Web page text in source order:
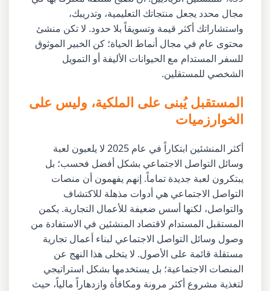
مجال محدد يجعل منتجاتك التعليمية، وتدريبك،
واستشاراتك أكثر قيمة وتسويقاً بلا حدود. لا تكن منشئ
محتوى عام في مجال أنماط الحياة؛ كن الخبير الموثوق
للسفر المستدام مع الحيوانات الأليفة أو التمويل
الشخصي للمستقلين.
المستقبل يُبنى على الملكية، وليس على
الخوارزميات
أكثر المنشئين ابتكاراً في عام 2025 لا يلعبون لعبة
وسائل التواصل الاجتماعي بشكل أفضل فحسب؛ بل
يبتكرون لعبة جديدة تماماً. إنهم يفهمون أن منصات
التواصل الاجتماعي هي أدوات مذهلة للاكتشاف
والتواصل، لكنها أسس ضعيفة للأعمال التجارية. يكمن
المستقبل المستدام لاقتصاد المنشئين في الاستفادة من
وصول وسائل التواصل الاجتماعي لبناء أعمال تجارية
مستقلة قائمة على الأصول. لا يتخلى هذا النهج عن
المنصات الاجتماعية؛ بل يستخدمها بشكل استراتيجي
لتغذية مشروع أكثر مرونة ومكافأة وازدهاراً مالياً، حيث